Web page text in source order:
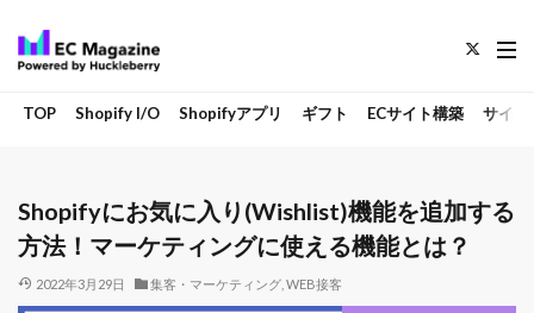
TOP Shopify I/O Shopifyアプリ ギフト ECサイト構築 サイト
Shopifyにお気に入り(Wishlist)機能を追加する
方法！マーケティングに使える機能とは？
2022年3月29日 集客・マーケティング WEB接客